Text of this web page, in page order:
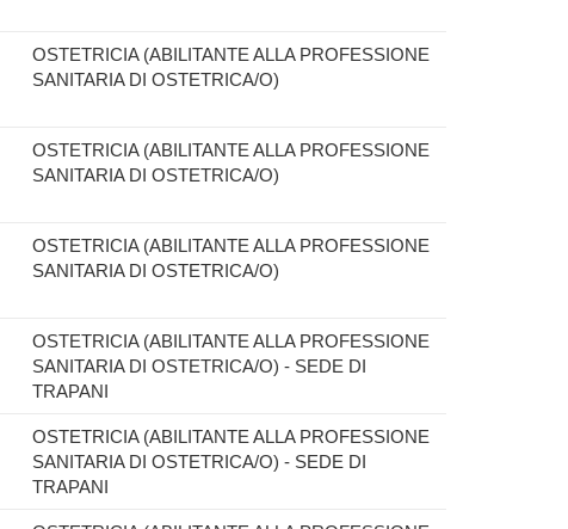
OSTETRICIA (ABILITANTE ALLA PROFESSIONE
SANITARIA DI OSTETRICA/O)
OSTETRICIA (ABILITANTE ALLA PROFESSIONE
SANITARIA DI OSTETRICA/O)
OSTETRICIA (ABILITANTE ALLA PROFESSIONE
SANITARIA DI OSTETRICA/O)
OSTETRICIA (ABILITANTE ALLA PROFESSIONE
SANITARIA DI OSTETRICA/O) - SEDE DI
TRAPANI
OSTETRICIA (ABILITANTE ALLA PROFESSIONE
SANITARIA DI OSTETRICA/O) - SEDE DI
TRAPANI